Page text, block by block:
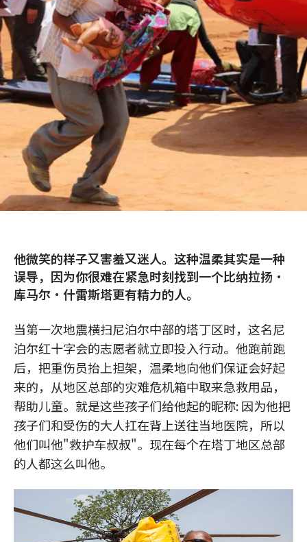
他微笑的样子又害羞又迷人。这种温柔其实是一种
误导，因为你很难在紧急时刻找到一个比纳拉扬·
库马尔·什雷斯塔更有精力的人。
当第一次地震横扫尼泊尔中部的塔丁区时，这名尼
泊尔红十字会的志愿者就立即投入行动。他跑前跑
后，把重伤员抬上担架，温柔地向他们保证会好起
来的，从地区总部的灾难危机箱中取来急救用品，
帮助儿童。就是这些孩子们给他起的昵称: 因为他把
孩子们和受伤的大人扛在背上送往当地医院，所以
他们叫他"救护车叔叔"。现在每个在塔丁地区总部
的人都这么叫他。